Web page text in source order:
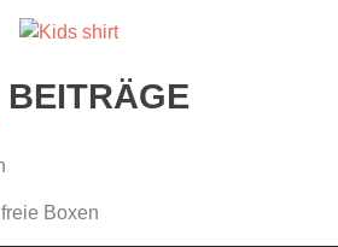
BEITRÄGE
Boxen